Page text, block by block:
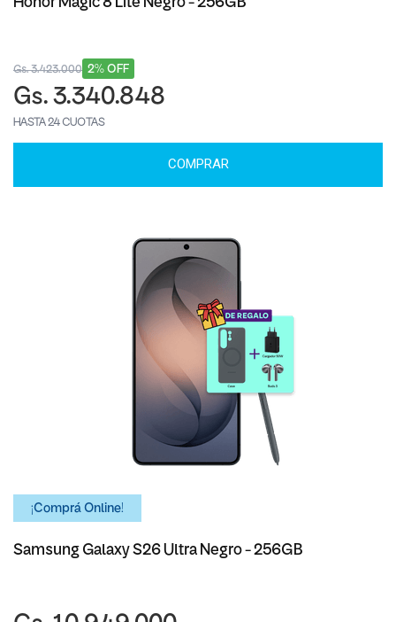
Honor Magic 8 Lite Negro - 256GB
2% OFF
Gs. 3.423.000
Gs. 3.340.848
HASTA 24 CUOTAS
COMPRAR
¡Comprá Online!
Samsung Galaxy S26 Ultra Negro - 256GB